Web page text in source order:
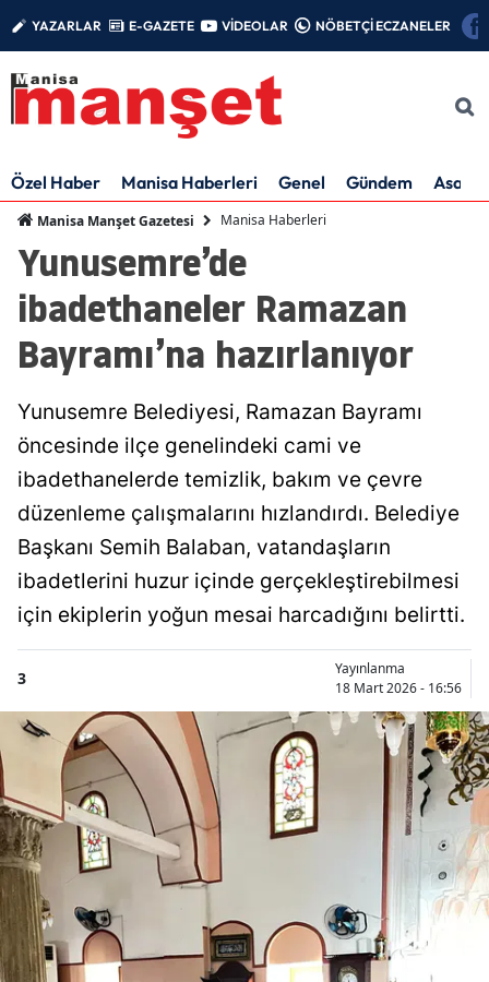
YAZARLAR E-GAZETE VİDEOLAR NÖBETÇİ ECZANELER
Özel Haber Manisa Haberleri Genel Gündem Asayiş
Manisa Manşet Gazetesi Manisa Haberleri
Yunusemre’de
ibadethaneler Ramazan
Bayramı’na hazırlanıyor
Yunusemre Belediyesi, Ramazan Bayramı
öncesinde ilçe genelindeki cami ve
ibadethanelerde temizlik, bakım ve çevre
düzenleme çalışmalarını hızlandırdı. Belediye
Başkanı Semih Balaban, vatandaşların
ibadetlerini huzur içinde gerçekleştirebilmesi
için ekiplerin yoğun mesai harcadığını belirtti.
3
Yayınlanma
18 Mart 2026 - 16:56